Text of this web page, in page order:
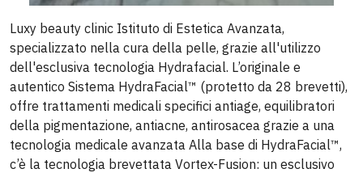
Luxy beauty clinic Istituto di Estetica Avanzata,
specializzato nella cura della pelle, grazie all'utilizzo
dell'esclusiva tecnologia Hydrafacial. L’originale e
autentico Sistema HydraFacial™ (protetto da 28 brevetti),
offre trattamenti medicali specifici antiage, equilibratori
della pigmentazione, antiacne, antirosacea grazie a una
tecnologia medicale avanzata Alla base di HydraFacial™,
c’è la tecnologia brevettata Vortex-Fusion: un esclusivo